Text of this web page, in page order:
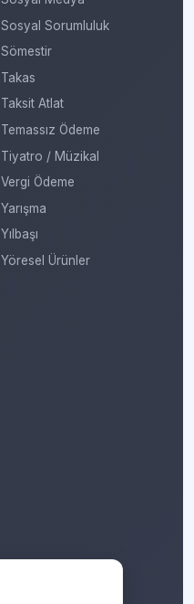
Sosyal Sorumluluk
Sömestir
Takas
Taksit Atlat
Temassız Ödeme
Tiyatro / Müzikal
Vergi Ödeme
Yarışma
Yılbaşı
Yöresel Ürünler